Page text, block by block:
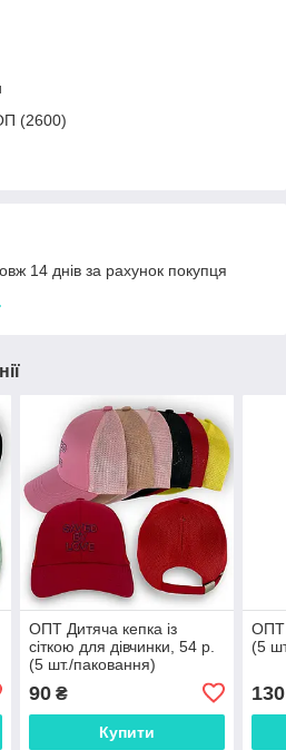
(2600)
14 днів за рахунок покупця
ОПТ Дитяча кепка із
сіткою для дівчинки, 54 р.
(5 шт./паковання)
90₴
Купити
ОПТ
(5
130